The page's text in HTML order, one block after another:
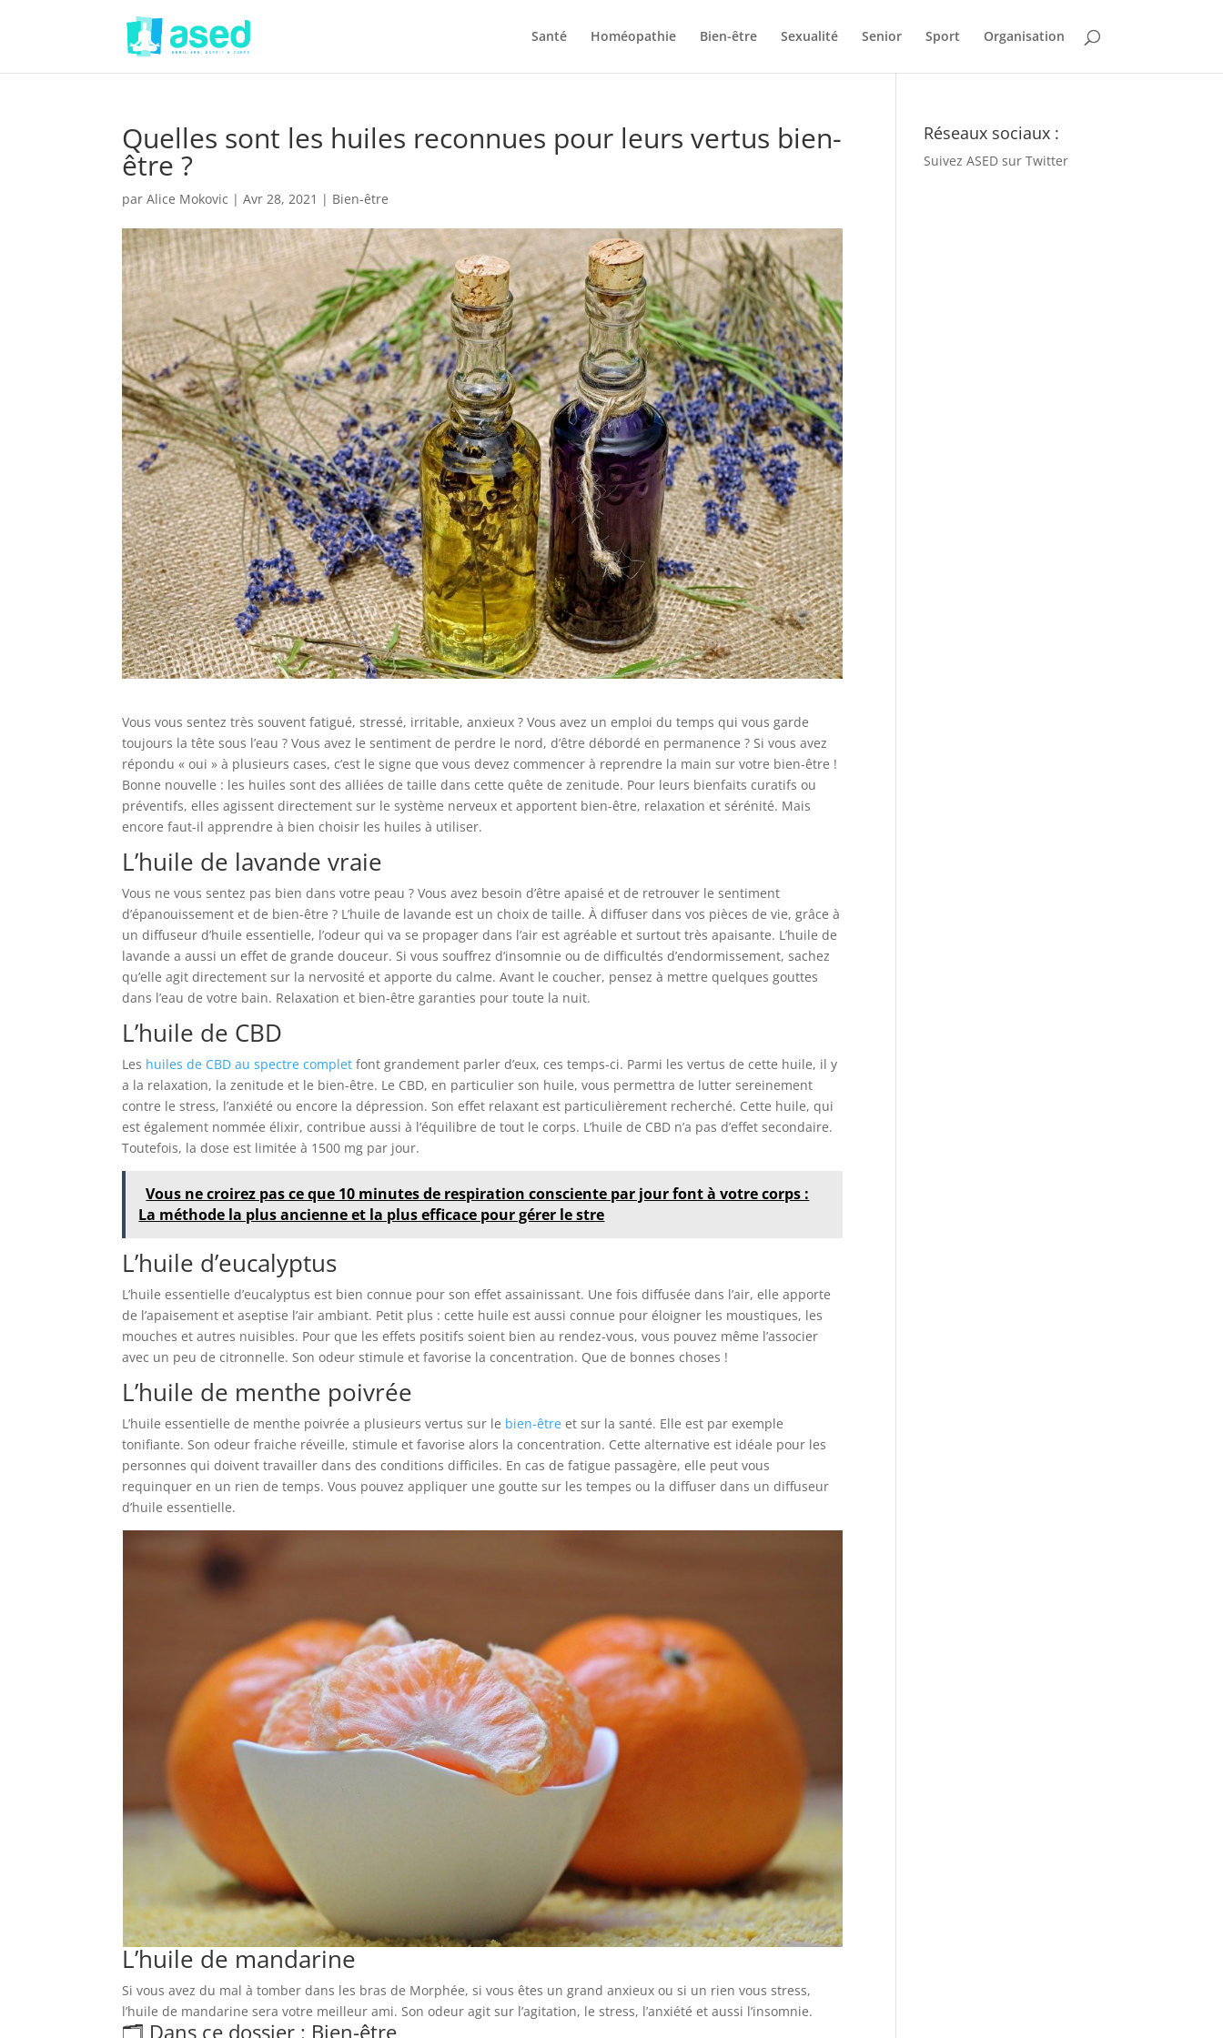
Santé Homéopathie Bien-être Sexualité Senior Sport Organisation
Quelles sont les huiles reconnues pour leurs vertus bien-
être ?
parAlice Mokovic |Avr 28, 2021 | Bien-être
Vous vous sentez très souvent fatigué, stressé, irritable, anxieux ? Vous avez un emploi du temps qui vous garde
toujours la tête sous l’eau ? Vous avez le sentiment de perdre le nord, d’être débordé en permanence ? Si vous avez
répondu « oui » à plusieurs cases, c’est le signe que vous devez commencer à reprendre la main sur votre bien-être !
Bonne nouvelle : les huiles sont des alliées de taille dans cette quête de zenitude. Pour leurs bienfaits curatifs ou
préventifs, elles agissent directement sur le système nerveux et apportent bien-être, relaxation et sérénité. Mais
encore faut-il apprendre à bien choisir les huiles à utiliser.
L’huile de lavande vraie
Vous ne vous sentez pas bien dans votre peau ? Vous avez besoin d’être apaisé et de retrouver le sentiment
d’épanouissement et de bien-être ? L’huile de lavande est un choix de taille. À diffuser dans vos pièces de vie, grâce à
un diffuseur d’huile essentielle, l’odeur qui va se propager dans l’air est agréable et surtout très apaisante. L’huile de
lavande a aussi un effet de grande douceur. Si vous souffrez d’insomnie ou de difficultés d’endormissement, sachez
qu’elle agit directement sur la nervosité et apporte du calme. Avant le coucher, pensez à mettre quelques gouttes
dans l’eau de votre bain. Relaxation et bien-être garanties pour toute la nuit.
L’huile de CBD
Les huiles de CBD au spectre complet font grandement parler d’eux, ces temps-ci. Parmi les vertus de cette huile, il y
a la relaxation, la zenitude et le bien-être. Le CBD, en particulier son huile, vous permettra de lutter sereinement
contre le stress, l’anxiété ou encore la dépression. Son effet relaxant est particulièrement recherché. Cette huile, qui
est également nommée élixir, contribue aussi à l’équilibre de tout le corps. L’huile de CBD n’a pas d’effet secondaire.
Toutefois, la dose est limitée à 1500 mg par jour.
Vous ne croirez pas ce que 10 minutes de respiration consciente par jour font à votre corps :
La méthode la plus ancienne et la plus efficace pour gérer le stre
L’huile d’eucalyptus
L’huile essentielle d’eucalyptus est bien connue pour son effet assainissant. Une fois diffusée dans l’air, elle apporte
de l’apaisement et aseptise l’air ambiant. Petit plus : cette huile est aussi connue pour éloigner les moustiques, les
mouches et autres nuisibles. Pour que les effets positifs soient bien au rendez-vous, vous pouvez même l’associer
avec un peu de citronnelle. Son odeur stimule et favorise la concentration. Que de bonnes choses !
L’huile de menthe poivrée
L’huile essentielle de menthe poivrée a plusieurs vertus sur le bien-être et sur la santé. Elle est par exemple
tonifiante. Son odeur fraiche réveille, stimule et favorise alors la concentration. Cette alternative est idéale pour les
personnes qui doivent travailler dans des conditions difficiles. En cas de fatigue passagère, elle peut vous
requinquer en un rien de temps. Vous pouvez appliquer une goutte sur les tempes ou la diffuser dans un diffuseur
d’huile essentielle.
L’huile de mandarine
Si vous avez du mal à tomber dans les bras de Morphée, si vous êtes un grand anxieux ou si un rien vous stress,
l’huile de mandarine sera votre meilleur ami. Son odeur agit sur l’agitation, le stress, l’anxiété et aussi l’insomnie.
🗂️ Dans ce dossier : Bien-être
Réseaux sociaux :
Suivez ASED sur Twitter